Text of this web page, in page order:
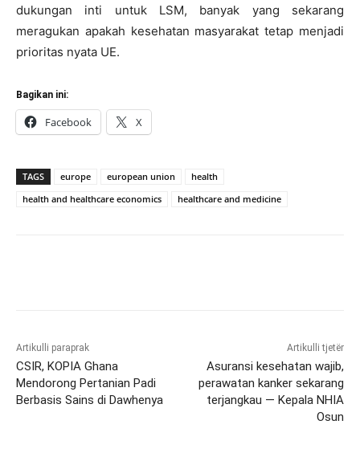
dukungan inti untuk LSM, banyak yang sekarang
meragukan apakah kesehatan masyarakat tetap menjadi
prioritas nyata UE.
Bagikan ini:
Facebook X
TAGS europe european union
health
health and healthcare economics
healthcare and medicine
Artikulli paraprak
CSIR, KOPIA Ghana
Mendorong Pertanian Padi
Berbasis Sains di Dawhenya
Artikulli tjetër
Asuransi kesehatan wajib,
perawatan kanker sekarang
terjangkau — Kepala NHIA
Osun